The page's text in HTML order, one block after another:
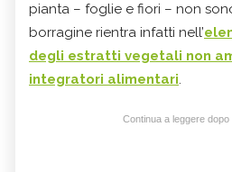
pianta – foglie e fiori – non
borragine rientra infatti nell’
degli estratti vegetali non
integratori alimentari.
Continua a leggere dopo